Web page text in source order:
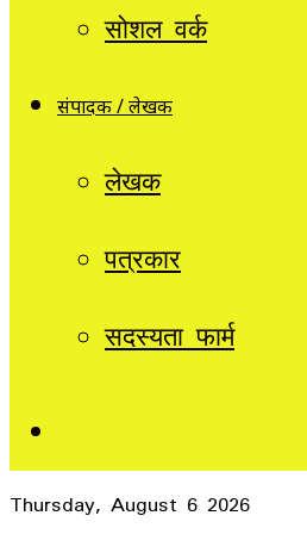
सोशल वर्क
संपादक / लेखक
लेखक
पत्रकार
सदस्यता फार्म
Thursday, August 6 2026